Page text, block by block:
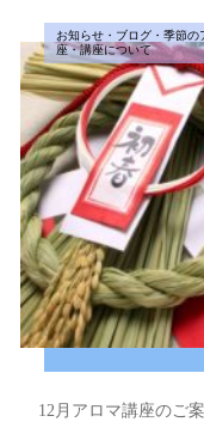
お知らせ・ブログ・季節の
座・講座について
12月アロマ講座のご